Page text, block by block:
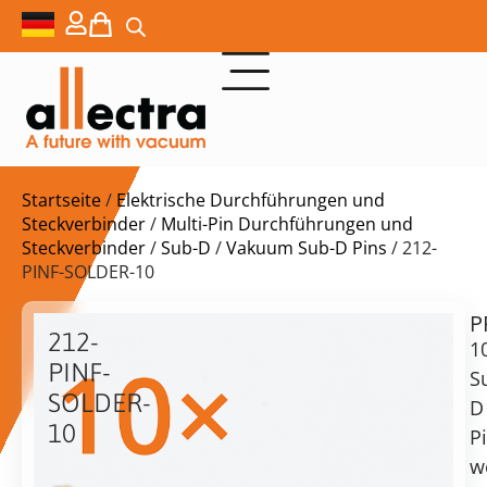
Startseite/ Elektrische Durchführungen und
Steckverbinder/ Multi-Pin Durchführungen und
Steckverbinder/Sub-D /Vakuum Sub-D Pins / 212-
PINF-SOLDER-10
212-
PINF-
SOLDER-
10
$
Lieferzeit:
D